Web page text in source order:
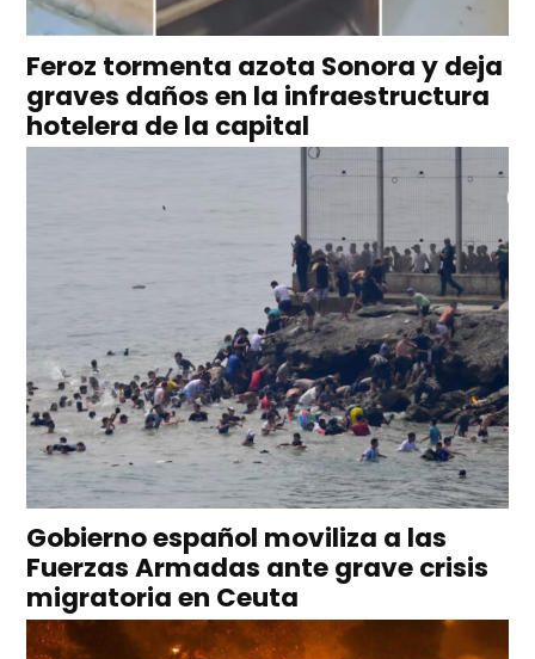
Feroz tormenta azota Sonora y deja
graves daños en la infraestructura
hotelera de la capital
Gobierno español moviliza a las
Fuerzas Armadas ante grave crisis
migratoria en Ceuta